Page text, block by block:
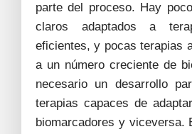
parte del proceso. Hay
claros adaptados a
eficientes, y pocas terapias
a un número creciente de
necesario un desarrollo
terapias capaces de
biomarcadores y viceversa.